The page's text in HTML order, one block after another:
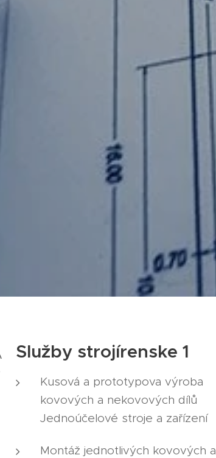
Služby strojírenske 1
Kusová a prototypova výroba
kovových a nekovových dílů
Jednoúčelové stroje a zařízení
Montáž jednotlivých kovových a